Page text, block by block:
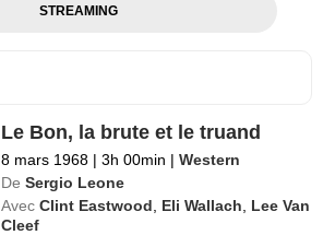
STREAMING
Le Bon, la brute et le truand
8 mars 1968 | 3h 00min | Western
De Sergio Leone
Avec Clint Eastwood Eli Wallach
Lee Van
Cleef